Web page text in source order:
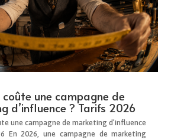
coûte une campagne de
d’influence ? Tarifs 2026
une campagne de marketing d’influence
En 2026, une campagne de marketing